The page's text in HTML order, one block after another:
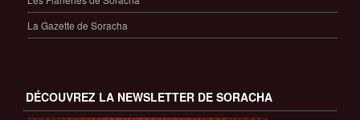
La Gazette de Soracha
DÉCOUVREZ LA NEWSLETTER DE SORACHA